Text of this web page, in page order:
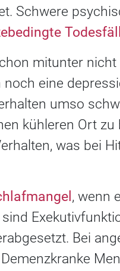
Schwere
mitunter
eine
umso
kühleren Ort
was bei
, wenn
Bei